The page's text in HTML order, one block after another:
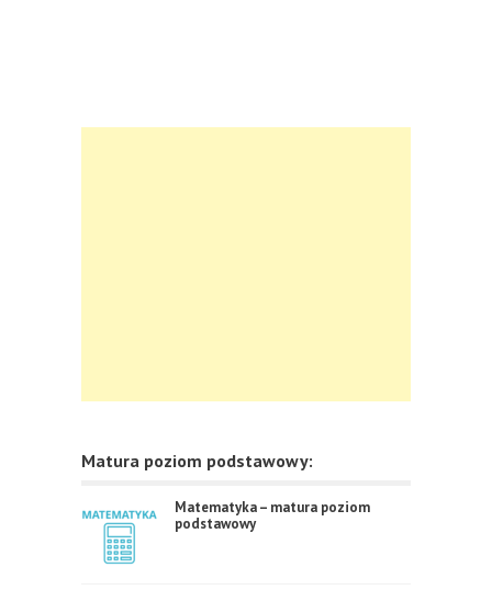
Matura poziom podstawowy:
Matematyka – matura poziom
podstawowy